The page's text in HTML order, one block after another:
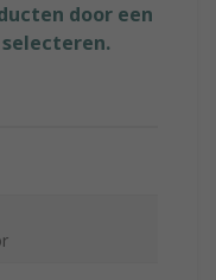
door een